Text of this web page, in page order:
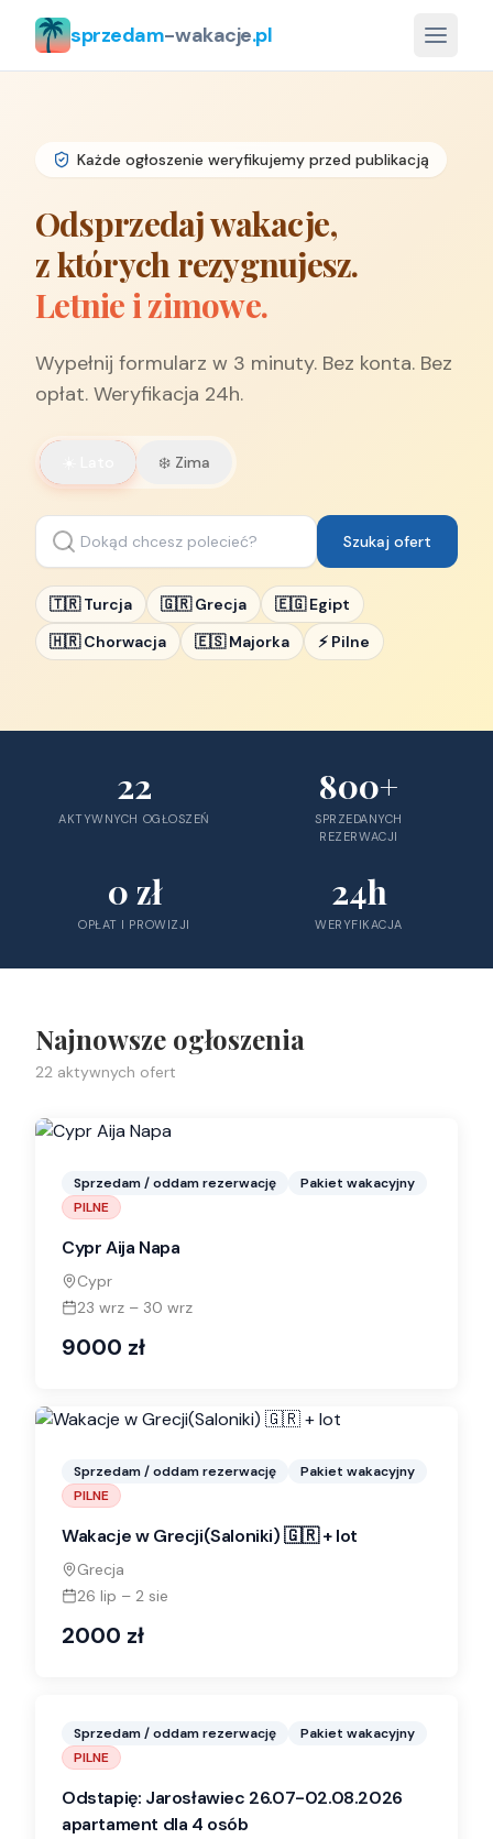
sprzedam-wakacje.pl
Każde ogłoszenie weryfikujemy przed publikacją
Odsprzedaj wakacje,
z których rezygnujesz.
Letnie i zimowe.
Wypełnij formularz w 3 minuty. Bez konta. Bez
opłat. Weryfikacja 24h.
❄️ Zima
Szukaj ofert
🇹🇷 Turcja 🇬🇷 Grecja 🇪🇬 Egipt
🇭🇷 Chorwacja 🇪🇸 Majorka ⚡ Pilne
22
AKTYWNYCH OGŁOSZEŃ
800+
SPRZEDANYCH
REZERWACJI
0 zł
OPŁAT I PROWIZJI
24h
WERYFIKACJA
Najnowsze ogłoszenia
22 aktywnych ofert
Sprzedam / oddam rezerwację
Pakiet wakacyjny
PILNE
Cypr Aija Napa
Cypr
23 wrz – 30 wrz
9000 zł
Sprzedam / oddam rezerwację
Pakiet wakacyjny
PILNE
Wakacje w Grecji(Saloniki) 🇬🇷 + lot
Grecja
26 lip – 2 sie
2000 zł
Sprzedam / oddam rezerwację
Pakiet wakacyjny
PILNE
Odstapię: Jarosławiec 26.07-02.08.2026
apartament dla 4 osób